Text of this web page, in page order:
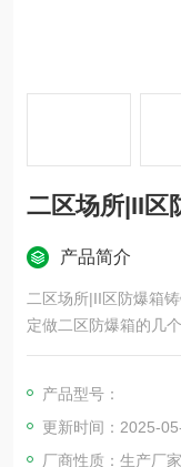
二区场所|II区
产品简介
二区场所|II区防爆箱
定做二区防爆箱的几
1. 可燃性物质的物理
3. 释放源的状态
4. 通风的状态
5. 防止气体，蒸汽,薄
产品型号：
更新时间：2025-
厂商性质：生产厂家